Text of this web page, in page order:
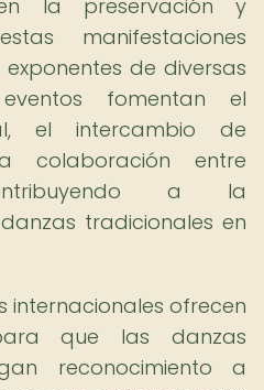
la preservación y
manifestaciones
de diversas
fomentan el
el intercambio de
colaboración entre
a la
tradicionales en
internacionales ofrecen
que las danzas
reconocimiento a